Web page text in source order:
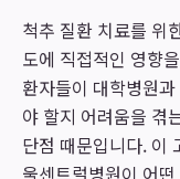
척추 질환 치료를 위
도에 직접적인 영향
환자들이 대학병원
야 할지 어려움을 겪
단점 때문입니다. 이
울센트럴병원이 어